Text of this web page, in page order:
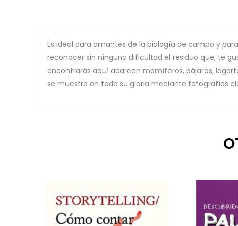
Es ideal para amantes de la biología de campo y
reconocer sin ninguna dificultad el residuo que, te
encontrarás aquí abarcan mamíferos, pájaros,
se muestra en toda su gloria mediante fotografías
8